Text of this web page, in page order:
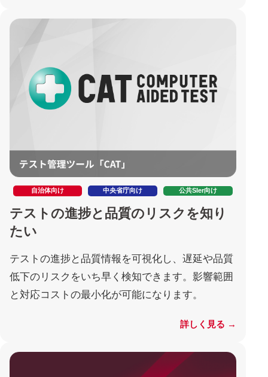
自治体向け 中央省庁向け 公共SIer向け
テストの進捗と品質のリスクを知り
たい
テストの進捗と品質情報を可視化し、遅延や品質
低下のリスクをいち早く検知できます。影響範囲
と対応コストの最小化が可能になります。
詳しく見る →